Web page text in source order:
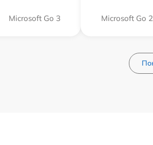
Microsoft Go 3 Microsoft Go 2